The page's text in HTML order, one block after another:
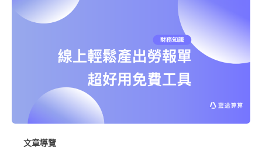
文章導覽